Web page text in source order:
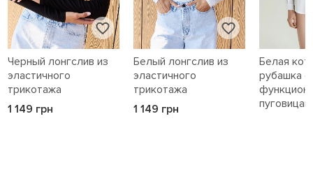
Черный лонгслив из
эластичного
трикотажа
1 149 грн
Белый лонгслив из
эластичного
трикотажа
1 149 грн
Белая
рубашка с